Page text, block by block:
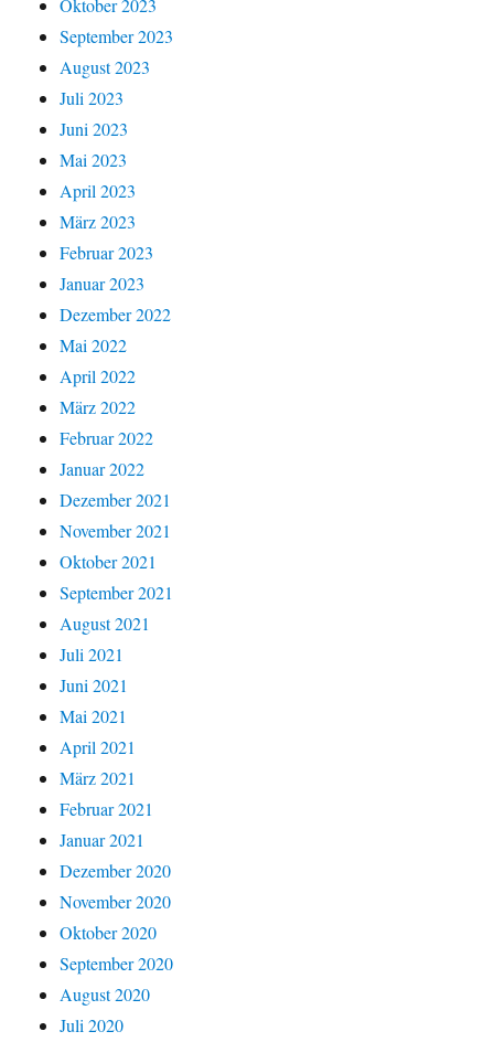
September 2023
August 2023
Juli 2023
Juni 2023
Mai 2023
April 2023
März 2023
Februar 2023
Januar 2023
Dezember 2022
Mai 2022
April 2022
März 2022
Februar 2022
Januar 2022
Dezember 2021
November 2021
Oktober 2021
September 2021
August 2021
Juli 2021
Juni 2021
Mai 2021
April 2021
März 2021
Februar 2021
Januar 2021
Dezember 2020
November 2020
Oktober 2020
September 2020
August 2020
Juli 2020